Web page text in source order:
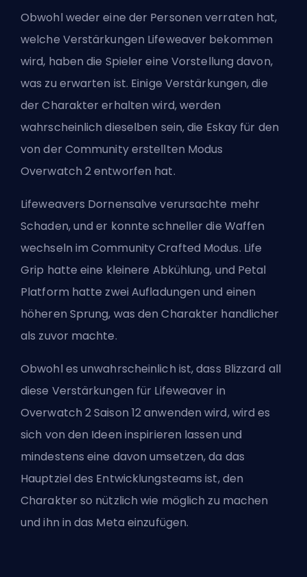
Obwohl weder eine der Personen verraten hat,
welche Verstärkungen Lifeweaver bekommen
wird, haben die Spieler eine Vorstellung davon,
was zu erwarten ist. Einige Verstärkungen, die
der Charakter erhalten wird, werden
wahrscheinlich dieselben sein, die Eskay für den
von der Community erstellten Modus
Overwatch 2 entworfen hat.
Lifeweavers Dornensalve verursachte mehr
Schaden, und er konnte schneller die Waffen
wechseln im Community Crafted Modus. Life
Grip hatte eine kleinere Abkühlung, und Petal
Platform hatte zwei Aufladungen und einen
höheren Sprung, was den Charakter handlicher
als zuvor machte.
Obwohl es unwahrscheinlich ist, dass Blizzard all
diese Verstärkungen für Lifeweaver in
Overwatch 2 Saison 12 anwenden wird, wird es
sich von den Ideen inspirieren lassen und
mindestens eine davon umsetzen, da das
Hauptziel des Entwicklungsteams ist, den
Charakter so nützlich wie möglich zu machen
und ihn in das Meta einzufügen.